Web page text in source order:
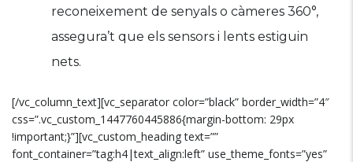
reconeixement de senyals o càmeres 360°,
assegura’t que els sensors i lents estiguin
nets.
[/vc_column_text][vc_separator color=”black” border_width=”4″
css=”.vc_custom_1447760445886{margin-bottom: 29px
!important;}”][vc_custom_heading text=””
font_container=”tag:h4|text_align:left” use_theme_fonts=”yes”